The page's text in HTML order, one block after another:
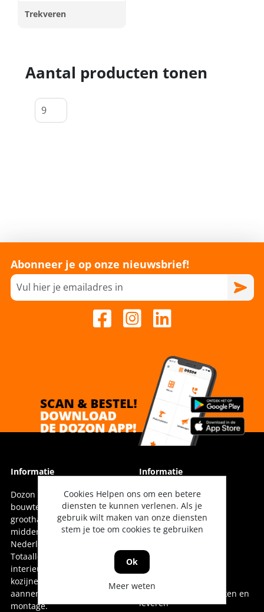
Trekveren
Aantal producten tonen
Abonneer je op onze nieuwsbrief!
Informatie
Dozon Bouwtechniek is dé
bouwtechnische
groothandel voor oost-,
midden- en noord-
Nederland.
Totaalleverancier voor de
interieurbouw,
kozijnenindustrie,
aannemerij en installatie &
montage.
Informatie
Vestigingen
Onze collega's
Geschiedenis
Duurzaam doen, denken en
leveren
Cookies Helpen ons om een betere
diensten te kunnen verlenen. Als je
gebruik wilt maken van onze diensten
stem je toe om cookies te gebruiken
Ok
Meer weten